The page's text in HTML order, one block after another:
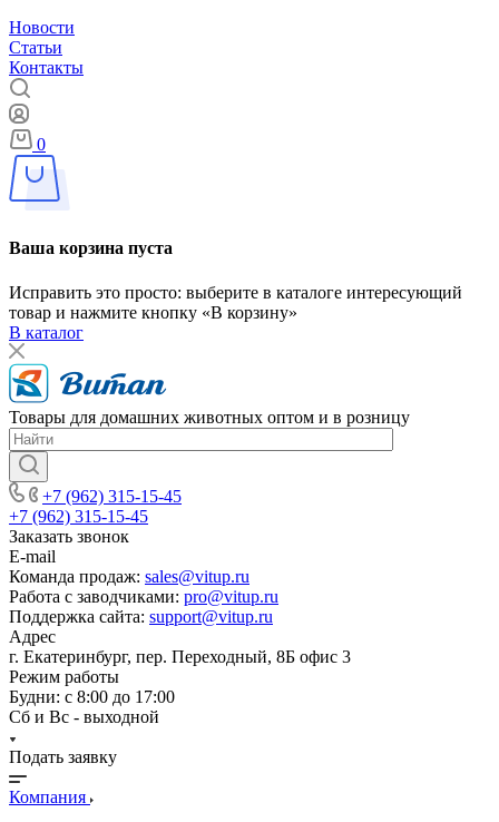
Новости
Статьи
Контакты
0
Ваша корзина пуста
Исправить это просто: выберите в каталоге интересующий
товар и нажмите кнопку «В корзину»
В каталог
Товары для домашних животных оптом и в розницу
+7 (962) 315-15-45
+7 (962) 315-15-45
Заказать звонок
E-mail
Команда продаж: sales@vitup.ru
Работа с заводчиками: pro@vitup.ru
Поддержка сайта: support@vitup.ru
Адрес
г. Екатеринбург, пер. Переходный, 8Б офис 3
Режим работы
Будни: с 8:00 до 17:00
Сб и Вс - выходной
Подать заявку
Компания